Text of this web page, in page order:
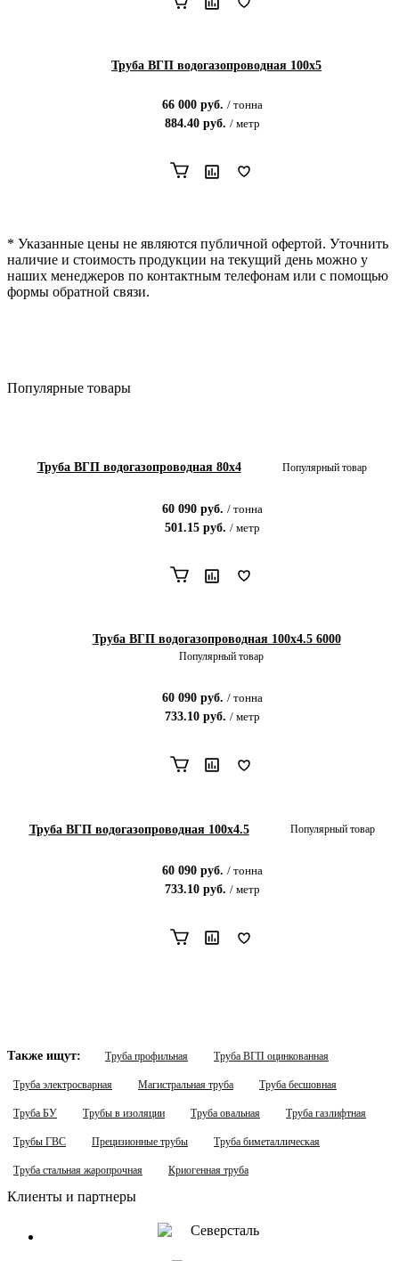
Труба ВГП водогазопроводная 100х5
66 000руб. / тонна
884.40руб. / метр
* Указанные цены не являются публичной офертой. Уточнить
наличие и стоимость продукции на текущий день можно у
наших менеджеров по контактным телефонам или с помощью
формы обратной связи.
Популярные товары
Труба ВГП водогазопроводная 80х4 Популярный товар
60 090руб. / тонна
501.15руб. / метр
Труба ВГП водогазопроводная 100x4.5 6000
Популярный товар
60 090руб. / тонна
733.10руб. / метр
Труба ВГП водогазопроводная 100х4.5 Популярный товар
60 090руб. / тонна
733.10руб. / метр
Также ищут: Труба профильная Труба ВГП оцинкованная
Труба электросварная Магистральная труба Труба бесшовная
Труба БУ Трубы в изоляции Труба овальная Труба газлифтная
Трубы ГВС Прецизионные трубы Труба биметаллическая
Труба стальная жаропрочная Криогенная труба
Клиенты и партнеры